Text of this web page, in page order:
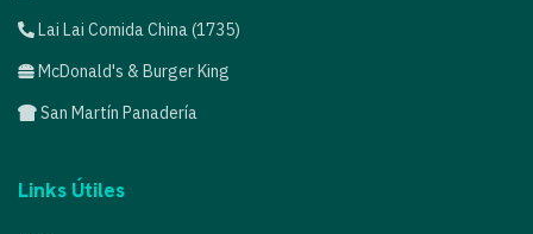
Lai Lai Comida China (1735)
McDonald's & Burger King
San Martín Panadería
Links Útiles